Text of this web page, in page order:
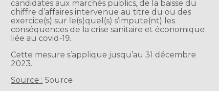
candidates aux marchés publics, de la baisse du
chiffre d’affaires intervenue au titre du ou des
exercice(s) sur le(s)quel(s) s’impute(nt) les
conséquences de la crise sanitaire et économique
liée au covid-19.
Cette mesure s’applique jusqu’au 31 décembre
2023.
Source : Source